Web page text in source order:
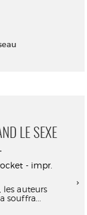
LE SEXE
- impr.
auteurs